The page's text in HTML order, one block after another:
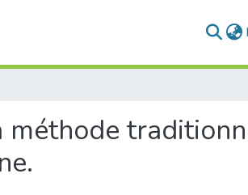
méthode